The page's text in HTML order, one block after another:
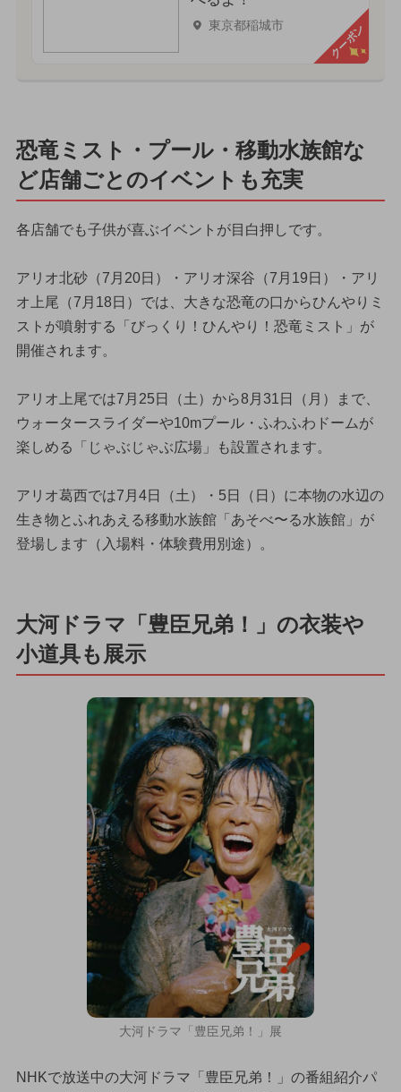
東京都稲城市 クーポン
恐竜ミスト・プール・移動水族館な
ど店舗ごとのイベントも充実
各店舗でも子供が喜ぶイベントが目白押しです。
アリオ北砂（7月20日）・アリオ深谷（7月19日）・アリ
オ上尾（7月18日）では、大きな恐竜の口からひんやりミ
ストが噴射する「びっくり！ひんやり！恐竜ミスト」が
開催されます。
アリオ上尾では7月25日（土）から8月31日（月）まで、
ウォータースライダーや10mプール・ふわふわドームが
楽しめる「じゃぶじゃぶ広場」も設置されます。
アリオ葛西では7月4日（土）・5日（日）に本物の水辺の
生き物とふれあえる移動水族館「あそべ〜る水族館」が
登場します（入場料・体験費用別途）。
大河ドラマ「豊臣兄弟！」の衣装や
小道具も展示
大河ドラマ「豊臣兄弟！」展
NHKで放送中の大河ドラマ「豊臣兄弟！」の番組紹介パ